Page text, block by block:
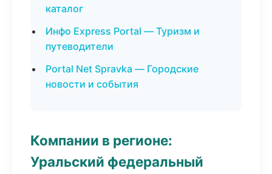
каталог
Инфо Express Portal — Туризм и
путеводители
Portal Net Spravka — Городские
новости и события
Компании в регионе:
Уральский федеральный